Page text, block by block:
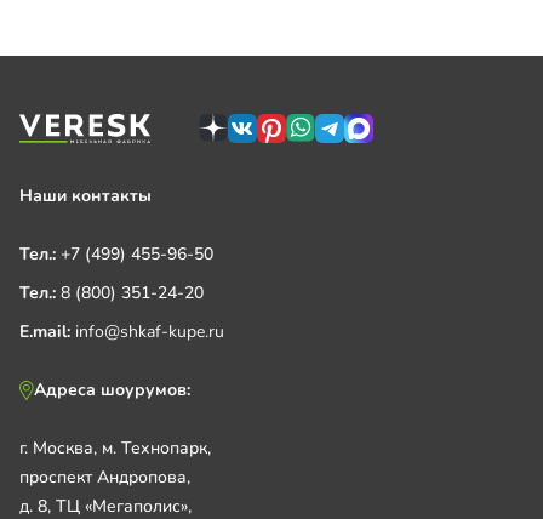
Наши контакты
Тел.: +7 (499) 455-96-50
Тел.: 8 (800) 351-24-20
E.mail: info@shkaf-kupe.ru
Адреса шоурумов:
г. Москва, м. Технопарк,
проспект Андропова,
д. 8, ТЦ «Мегаполис»,